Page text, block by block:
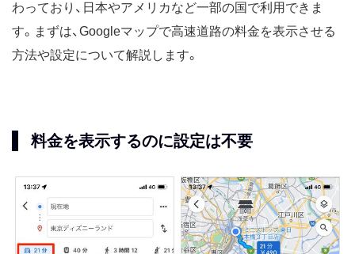
わっており、日本やアメリカなど一部の国で利用できま
す。まずは、Googleマップで高速道路の料金を表示させる
方法や設定について解説します。
料金を表示するのに設定は不要